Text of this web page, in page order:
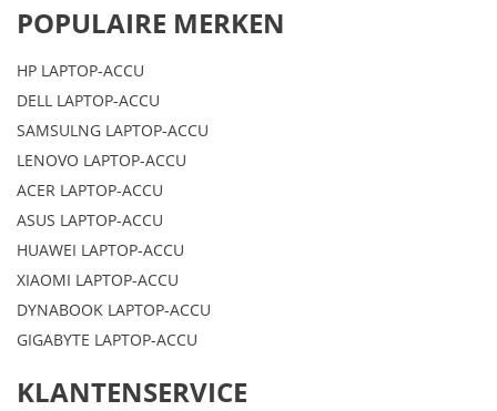
POPULAIRE MERKEN
HP LAPTOP-ACCU
DELL LAPTOP-ACCU
SAMSULNG LAPTOP-ACCU
LENOVO LAPTOP-ACCU
ACER LAPTOP-ACCU
ASUS LAPTOP-ACCU
HUAWEI LAPTOP-ACCU
XIAOMI LAPTOP-ACCU
DYNABOOK LAPTOP-ACCU
GIGABYTE LAPTOP-ACCU
KLANTENSERVICE